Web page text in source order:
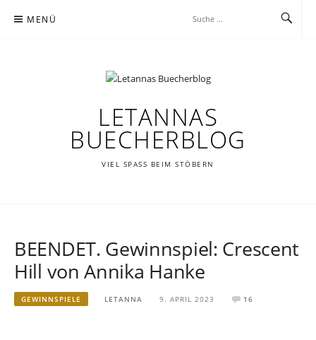
Inhalt MENÜ
LETANNAS
BUECHERBLOG
VIEL SPASS BEIM STÖBERN
BEENDET. Gewinnspiel: Crescent
Hill von Annika Hanke
GEWINNSPIELE LETANNA 9. APRIL 2023 16